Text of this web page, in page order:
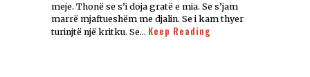
meje. Thonë se s’i doja gratë e mia. Se s’jam
marrë mjaftueshëm me djalin. Se i kam thyer
turinjtë një kritku. Se… Keep Reading